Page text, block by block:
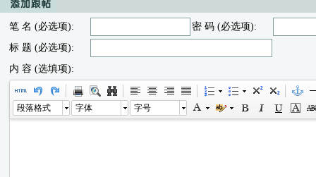
笔 名 (必选项):
密 码 (必选项):
标 题 (必选项):
内 容 (选填项):
段落格式 字体 字号